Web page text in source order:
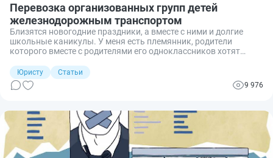
Перевозка организованных групп детей
железнодорожным транспортом
Близятся новогодние праздники, а вместе с ними и долгие
школьные каникулы. У меня есть племянник, родители
которого вместе с родителями его одноклассников хотят
Наиболее удобной способ, чтобы добраться туда, — это поезд.
У родителей и педагогов возникли вопросы, с которыми они
попросили меня помочь им разобраться. Сделаем это вместе
железнодорожным транспортом.
Юристу
Статьи
9 976